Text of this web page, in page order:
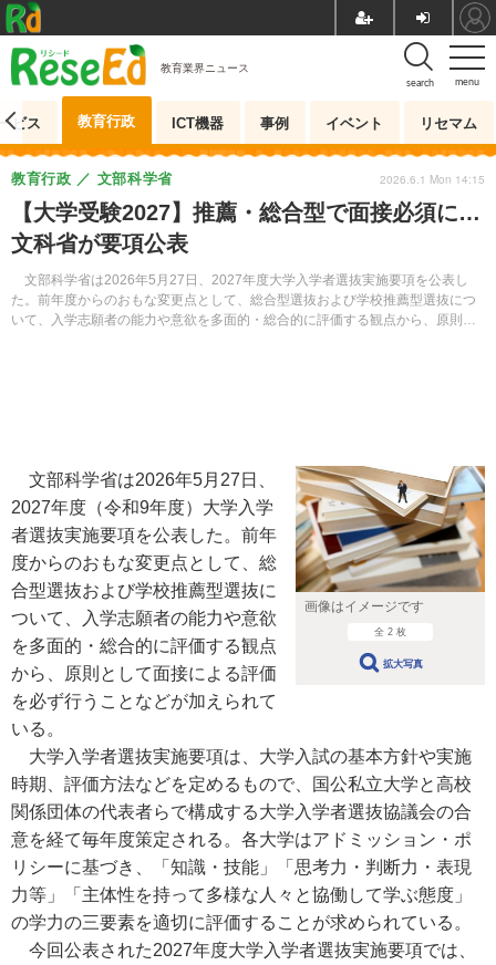
menu
search
教育業界ニュース
ビス 教育行政 ICT機器 事例 イベント リセマム
【大学受験2027】推薦・総合型で面接必須に…
文科省が要項公表
文部科学省は2026年5月27日、2027年度大学入学者選抜実施要項を公表し
た。前年度からのおもな変更点として、総合型選抜および学校推薦型選抜につ
いて、入学志願者の能力や意欲を多面的・総合的に評価する観点から、原則面
教育行政 文部科学省 2026.6.1 Mon 14:15
画像はイメージです
全 2 枚
拡大写真
文部科学省は2026年5月27日、
2027年度（令和9年度）大学入学
者選抜実施要項を公表した。前年
度からのおもな変更点として、総
合型選抜および学校推薦型選抜に
ついて、入学志願者の能力や意欲
を多面的・総合的に評価する観点
から、原則として面接による評価
を必ず行うことなどが加えられて
いる。
大学入学者選抜実施要項は、大学入試の基本方針や実施
時期、評価方法などを定めるもので、国公私立大学と高校
関係団体の代表者らで構成する大学入学者選抜協議会の合
意を経て毎年度策定される。各大学はアドミッション・ポ
リシーに基づき、「知識・技能」「思考力・判断力・表現
力等」「主体性を持って多様な人々と協働して学ぶ態度」
の学力の三要素を適切に評価することが求められている。
今回公表された2027年度大学入学者選抜実施要項では、